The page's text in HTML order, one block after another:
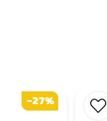
-27%